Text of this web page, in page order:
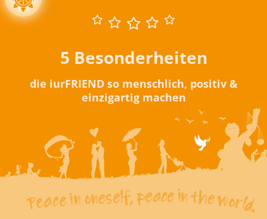
5 Besonderheiten
die iurFRIEND so menschlich, positiv &
einzigartig machen